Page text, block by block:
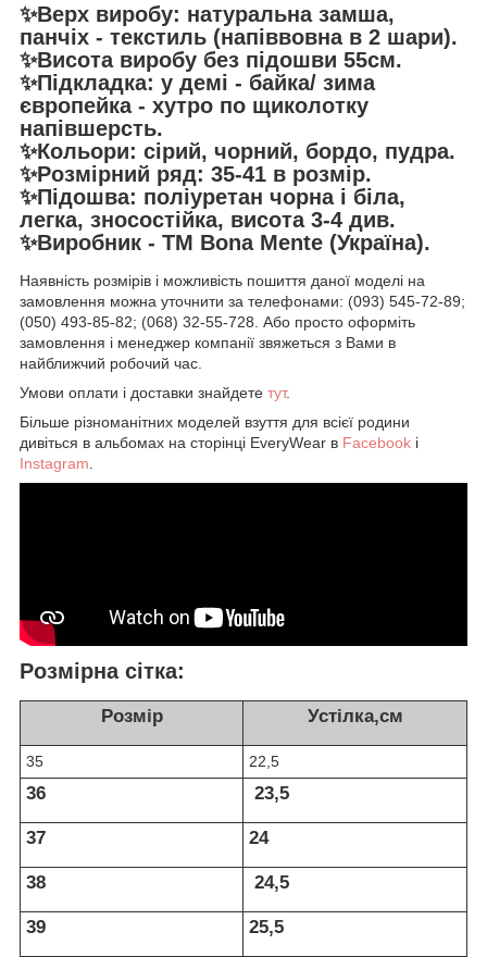
✨Верх виробу: натуральна замша,
панчіх - текстиль (напіввовна в 2 шари).
✨Висота виробу без підошви 55см.
✨Підкладка: у демі - байка/ зима
європейка - хутро по щиколотку
напівшерсть.
✨Кольори: сірий, чорний, бордо, пудра.
✨Розмірний ряд: 35-41 в розмір.
✨Підошва: поліуретан чорна і біла,
легка, зносостійка, висота 3-4 див.
✨Виробник - ТМ Bona Mente (Україна).
Наявність розмірів і можливість пошиття даної моделі на
замовлення можна уточнити за телефонами: (093) 545-72-89;
(050) 493-85-82; (068) 32-55-728. Або просто оформіть
замовлення і менеджер компанії звяжеться з Вами в
найближчий робочий час.
Умови оплати і доставки знайдете тут.
Більше різноманітних моделей взуття для всієї родини
дивіться в альбомах на сторінці EveryWear в Facebook і
Instagram.
Розмірна сітка:
Розмір Устілка,см
35 22,5
36 23,5
37 24
38 24,5
39 25,5